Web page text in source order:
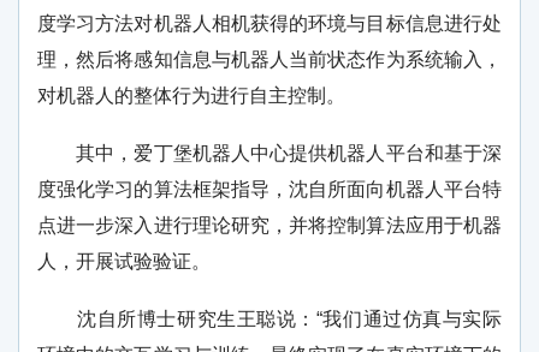
度学习方法对机器人相机获得的环境与目标信息进行处
理，然后将感知信息与机器人当前状态作为系统输入，
对机器人的整体行为进行自主控制。
其中，爱丁堡机器人中心提供机器人平台和基于深
度强化学习的算法框架指导，沈自所面向机器人平台特
点进一步深入进行理论研究，并将控制算法应用于机器
人，开展试验验证。
沈自所博士研究生王聪说：“我们通过仿真与实际